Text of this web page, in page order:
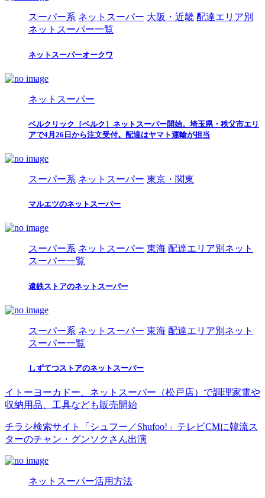
スーパー系 ネットスーパー 大阪・近畿 配達エリア別
ネットスーパー一覧
ネットスーパーオークワ
ネットスーパー
ベルクリック［ベルク］ネットスーパー開始。埼玉県・秩父市エリ
アで4月26日から注文受付。配達はヤマト運輸が担当
スーパー系 ネットスーパー 東京・関東
マルエツのネットスーパー
スーパー系 ネットスーパー 東海 配達エリア別ネット
スーパー一覧
遠鉄ストアのネットスーパー
スーパー系 ネットスーパー 東海 配達エリア別ネット
スーパー一覧
しずてつストアのネットスーパー
イトーヨーカドー、ネットスーパー（松戸店）で調理家電や
収納用品、工具なども販売開始
チラシ検索サイト「シュフー／Shufoo!」テレビCMに韓流ス
ターのチャン・グンソクさん出演
ネットスーパー活用方法